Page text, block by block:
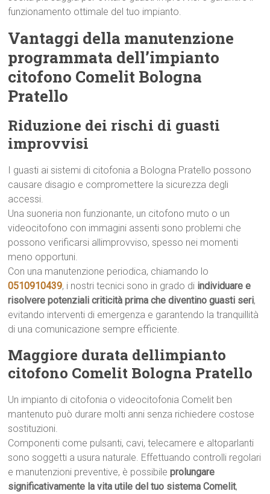
funzionamento ottimale del tuo impianto.
Vantaggi della manutenzione
programmata dell’impianto
citofono Comelit Bologna
Pratello
Riduzione dei rischi di guasti
improvvisi
I guasti ai sistemi di citofonia a Bologna Pratello possono
causare disagio e compromettere la sicurezza degli
accessi.
Una suoneria non funzionante, un citofono muto o un
videocitofono con immagini assenti sono problemi che
possono verificarsi allimprovviso, spesso nei momenti
meno opportuni.
Con una manutenzione periodica, chiamando lo
0510910439, i nostri tecnici sono in grado di individuare e
risolvere potenziali criticità prima che diventino guasti seri,
evitando interventi di emergenza e garantendo la tranquillità
di una comunicazione sempre efficiente.
Maggiore durata dellimpianto
citofono Comelit Bologna Pratello
Un impianto di citofonia o videocitofonia Comelit ben
mantenuto può durare molti anni senza richiedere costose
sostituzioni.
Componenti come pulsanti, cavi, telecamere e altoparlanti
sono soggetti a usura naturale. Effettuando controlli regolari
e manutenzioni preventive, è possibileprolungare
significativamente la vita utile del tuo sistema Comelit,